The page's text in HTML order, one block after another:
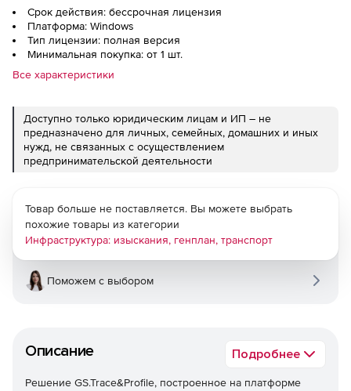
Срок действия: бессрочная лицензия
Платформа: Windows
Тип лицензии: полная версия
Минимальная покупка: от 1 шт.
Все характеристики
Доступно только юридическим лицам и ИП – не
предназначено для личных, семейных, домашних и иных
нужд, не связанных с осуществлением
предпринимательской деятельности
Описание Подробнее
Решение GS.Trace&Profile, построенное на платформе
Товар больше не поставляется. Вы можете выбрать
похожие товары из категории
Инфраструктура: изыскания, генплан, транспорт
Поможем с выбором